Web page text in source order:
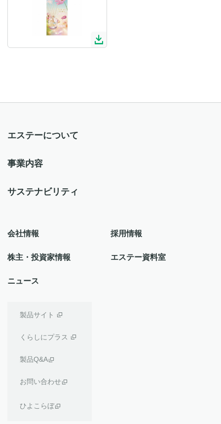
エステーについて
事業内容
サステナビリティ
会社情報 採用情報
株主・投資家情報 エステー資料室
ニュース
製品サイト
くらしにプラス
製品Q&A
お問い合わせ
ひよこらぼ